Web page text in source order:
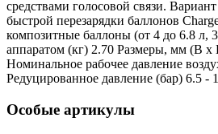
средствами голосовой связи.
быстрой перезарядки баллонов
композитные баллоны (от 4 до 6.8 л,
аппаратом (кг) 2.70 Размеры, мм (В
Номинальное рабочее давление
Редуцированное давление (бар) 6.5 -
Особые артикулы